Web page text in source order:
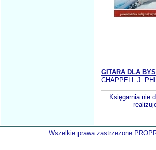
GITARA DLA
CHAPPELL J.
Księgarnia nie
Wszelkie prawa zastrzeżone